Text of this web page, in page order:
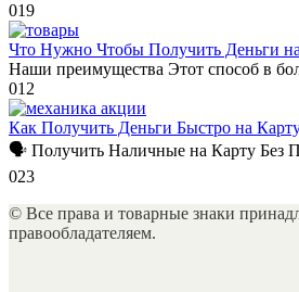
019
Что Нужно Чтобы Получить Деньги
Наши преимущества Этот способ в
012
Как Получить Деньги Быстро на
🗣 Получить Наличные на Карту Без
023
© Все права и товарные знаки
правообладателяем.